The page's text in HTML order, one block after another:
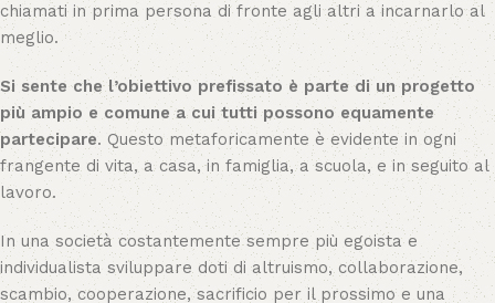
chiamati in prima persona di fronte agli altri a incarnarlo al
meglio.
Si sente che l’obiettivo prefissato è parte di un progetto
più ampio e comune a cui tutti possono equamente
partecipare. Questo metaforicamente è evidente in ogni
frangente di vita, a casa, in famiglia, a scuola, e in seguito al
lavoro.
In una società costantemente sempre più egoista e
individualista sviluppare doti di altruismo, collaborazione,
scambio, cooperazione, sacrificio per il prossimo e una